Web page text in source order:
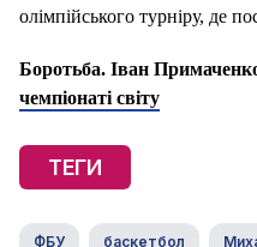
олімпійського турніру, де
Боротьба. Іван
чемпіонаті світу
ТЕГИ
ФБУ баскетбол